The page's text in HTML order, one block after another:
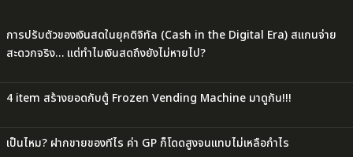
การปรับตัวของเงินสดในยุคดิจิทัล (Cash in the Digital Era) สแกนจ่าย
สะดวกจริง… แต่ทำไมเงินสดถึงยังไม่หายไป?
4 item สร้างยอดกับตู้ Frozen Vending Machine มาดูกัน!!!
เป็นไหม? ฝากขายของทีไร ค่า GP ก็โดดสูงจนแทบไม่เหลือกำไร